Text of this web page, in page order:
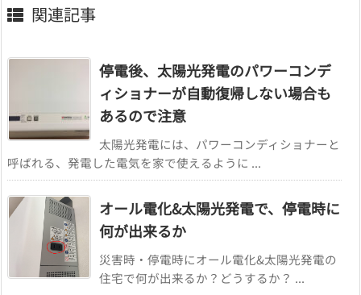
関連記事
停電後、太陽光発電のパワーコンデ
ィショナーが自動復帰しない場合も
あるので注意
太陽光発電には、パワーコンディショナーと
呼ばれる、発電した電気を家で使えるように ...
オール電化&太陽光発電で、停電時に
何が出来るか
災害時・停電時にオール電化&太陽光発電の
住宅で何が出来るか？どうするか？ ...